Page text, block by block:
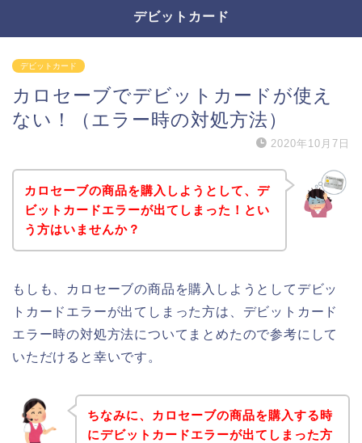
デビットカード
デビットカード
カロセーブでデビットカードが使え
ない！（エラー時の対処方法）
2020年10月7日
カロセーブの商品を購入しようとして、デ
ビットカードエラーが出てしまった！とい
う方はいませんか？
もしも、カロセーブの商品を購入しようとしてデビッ
トカードエラーが出てしまった方は、デビットカード
エラー時の対処方法についてまとめたので参考にして
いただけると幸いです。
ちなみに、カロセーブの商品を購入する時
にデビットカードエラーが出てしまった方